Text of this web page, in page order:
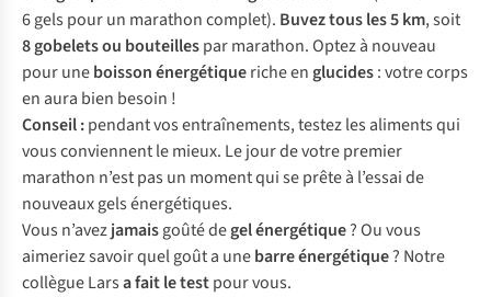
6 gels pour un marathon complet). Buvez tous les 5 km, soit
8 gobelets ou bouteillespar marathon. Optez à nouveau
pour uneboisson énergétiqueriche en glucides: votre corps
en aura bien besoin !
Conseil :pendant vos entraînements, testez les aliments qui
vous conviennent le mieux. Le jour de votre premier
marathon n’est pas un moment qui se prête à l’essai de
nouveaux gels énergétiques.
Vous n’avezjamaisgoûté degel énergétique? Ou vous
aimeriez savoir quel goût a unebarre énergétique? Notre
collègue Larsa fait le testpour vous.